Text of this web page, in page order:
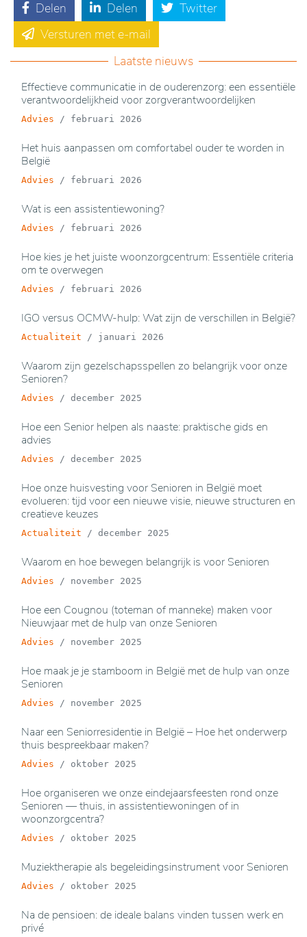
Delen Delen
Twitter
Versturen met e-mail
Laatste nieuws
Effectieve communicatie in de ouderenzorg: een essentiële
verantwoordelijkheid voor zorgverantwoordelijken
Advies / februari 2026
Het huis aanpassen om comfortabel ouder te worden in
België
Advies / februari 2026
Wat is een assistentiewoning?
Advies / februari 2026
Hoe kies je het juiste woonzorgcentrum: Essentiële criteria
om te overwegen
Advies / februari 2026
IGO versus OCMW-hulp: Wat zijn de verschillen in België?
Actualiteit / januari 2026
Waarom zijn gezelschapsspellen zo belangrijk voor onze
Senioren?
Advies / december 2025
Hoe een Senior helpen als naaste: praktische gids en
advies
Advies / december 2025
Hoe onze huisvesting voor Senioren in België moet
evolueren: tijd voor een nieuwe visie, nieuwe structuren en
creatieve keuzes
Actualiteit / december 2025
Waarom en hoe bewegen belangrijk is voor Senioren
Advies / november 2025
Hoe een Cougnou (toteman of manneke) maken voor
Nieuwjaar met de hulp van onze Senioren
Advies / november 2025
Hoe maak je je stamboom in België met de hulp van onze
Senioren
Advies / november 2025
Naar een Seniorresidentie in België – Hoe het onderwerp
thuis bespreekbaar maken?
Advies / oktober 2025
Hoe organiseren we onze eindejaarsfeesten rond onze
Senioren — thuis, in assistentiewoningen of in
woonzorgcentra?
Advies / oktober 2025
Muziektherapie als begeleidingsinstrument voor Senioren
Advies / oktober 2025
Na de pensioen: de ideale balans vinden tussen werk en
privé